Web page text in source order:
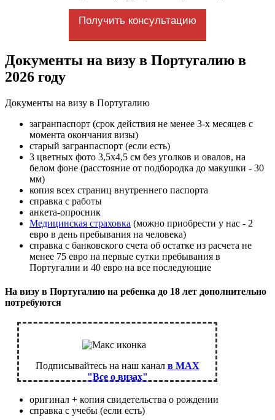
Получить консультацию
Документы на визу в Португалию в
2026 году
Документы на визу в Португалию
загранпаспорт (срок действия не менее 3-х месяцев с
момента окончания визы)
старый загранпаспорт (если есть)
3 цветных фото 3,5х4,5 см без уголков и овалов, на
белом фоне (расстояние от подбородка до макушки - 30
мм)
копия всех страниц внутреннего паспорта
справка с работы
анкета-опросник
Медицинская страховка (можно приобрести у нас - 2
евро в день пребывания на человека)
справка с банковского счета об остатке из расчета не
менее 75 евро на первые сутки пребывания в
Португалии и 40 евро на все последующие
На визу в Португалию на ребенка до 18 лет дополнительно
потребуются
Подписывайтесь на наш канал в MAX
"Все о визах"
оригинал + копия свидетельства о рождении
справка с учебы (если есть)